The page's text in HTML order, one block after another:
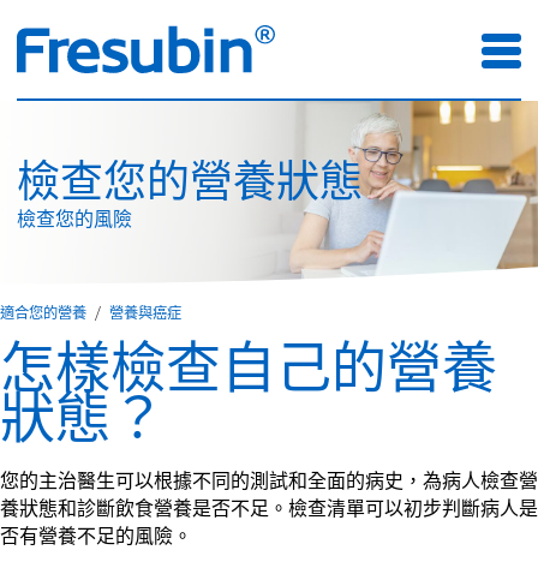
檢查您的營養狀態
檢查您的風險
適合您的營養 營養與癌症
怎樣檢查自己的營養
狀態？
您的主治醫生可以根據不同的測試和全面的病史，為病人檢查營
養狀態和診斷飲食營養是否不足。檢查清單可以初步判斷病人是
否有營養不足的風險。